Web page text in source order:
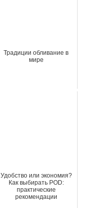
Традиции обливание в
мире
Удобство или экономия?
Как выбирать POD:
практические
рекомендации